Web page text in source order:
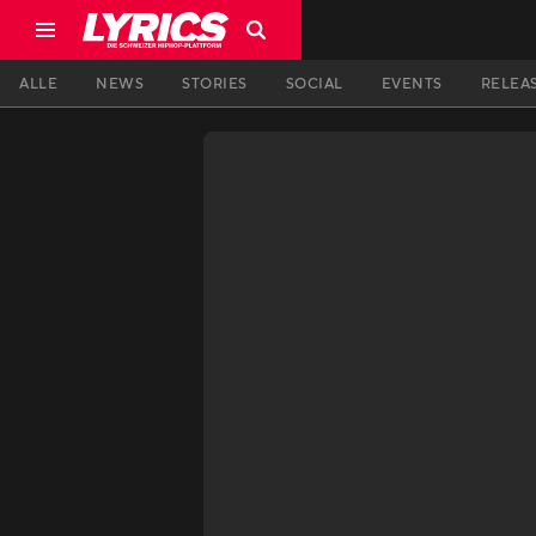
ALLE NEWS STORIES SOCIAL EVENTS